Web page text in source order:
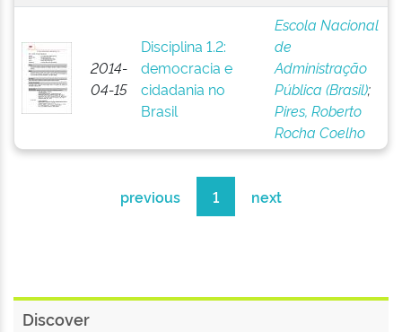
2014-
04-15
Disciplina 1.2:
democracia e
cidadania no
Brasil
Escola Nacional
de
Administração
Pública (Brasil);
Pires, Roberto
Rocha Coelho
previous 1 next
Discover